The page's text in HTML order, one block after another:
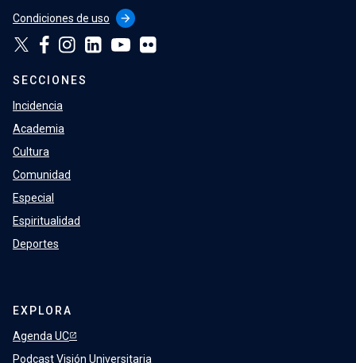
Condiciones de uso
arrow_forward
SECCIONES
Incidencia
Academia
Cultura
Comunidad
Especial
Espiritualidad
Deportes
EXPLORA
Agenda UC
Podcast Visión Universitaria